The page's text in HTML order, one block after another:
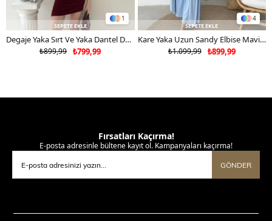
1
SEPETE EKLE
Degaje Yaka Sırt Ve Yaka Dantel Detay Mini Sandy Elbise Bordo 2104
₺799,99
₺899,99
4
SEPETE EKLE
Kare Yaka Uzun Sandy Elbise Mavi 2102
₺899,99
₺1.099,99
Fırsatları Kaçırma!
E-posta adresinle bültene kayıt ol. Kampanyaları kaçırma!
GÖNDER